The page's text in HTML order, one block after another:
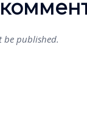
be published.